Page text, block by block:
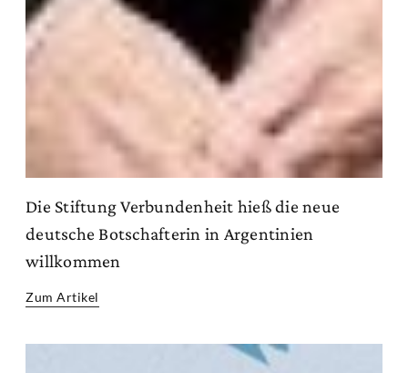
Die Stiftung Verbundenheit hieß die neue
deutsche Botschafterin in Argentinien
willkommen
Zum Artikel